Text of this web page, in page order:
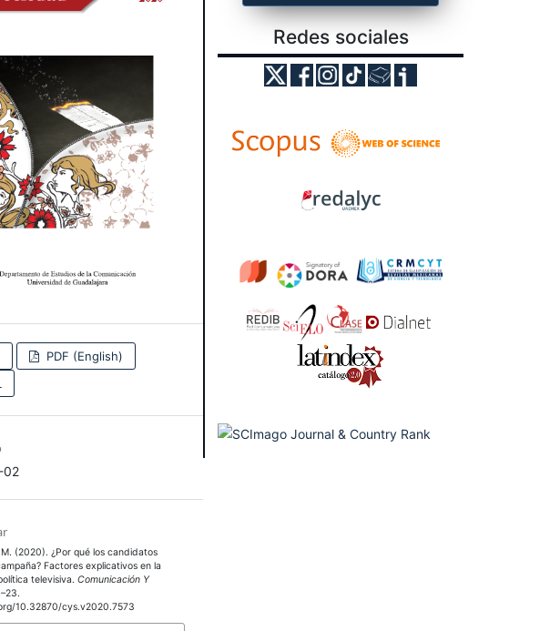
PDF (English)
02
(2020). ¿Por qué los candidatos
Factores explicativos en la
televisiva.Comunicación Y
10.32870/cys.v2020.7573
Redes sociales